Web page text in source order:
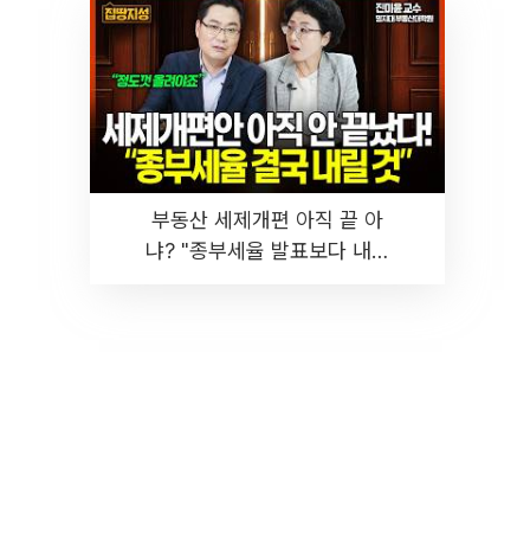
부동산 세제개편 아직 끝 아
냐? "종부세율 발표보다 내릴